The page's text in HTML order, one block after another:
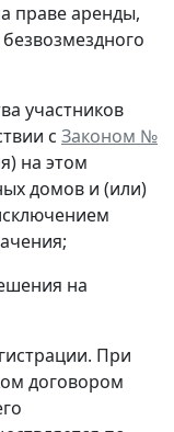
праве аренды,
участников
с Законом №
на этом
домов и (или)
на
При
договором